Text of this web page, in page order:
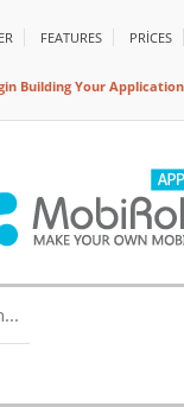
FEATURES PRİCES
Building Your Application